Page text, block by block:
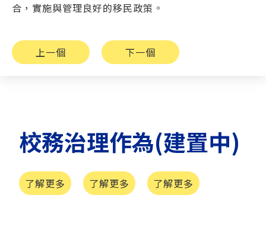
合，實施與管理良好的移民政策。
上一個 下一個
校務治理作為(建置中)
了解更多 了解更多 了解更多